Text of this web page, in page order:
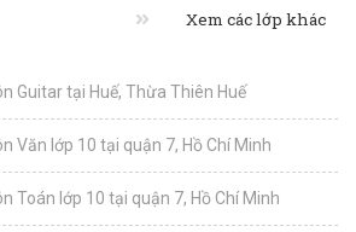
Xem các lớp khác
Guitar tại Huế, Thừa Thiên Huế
Văn lớp 10 tại quận 7, Hồ Chí Minh
Toán lớp 10 tại quận 7, Hồ Chí Minh